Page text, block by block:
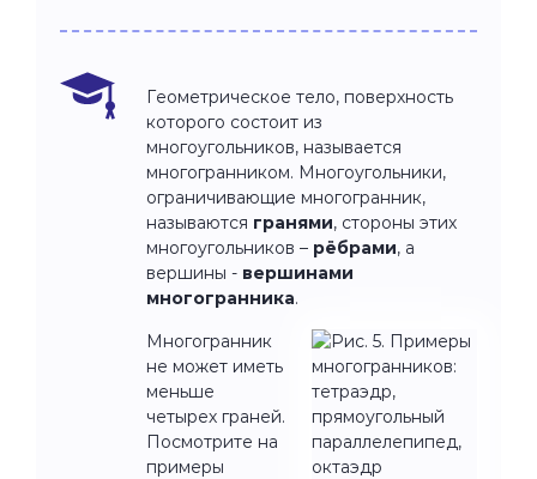
Геометрическое тело, поверхность
которого состоит из
многоугольников, называется
многогранником. Многоугольники,
ограничивающие многогранник,
называются гранями, стороны этих
многоугольников – рёбрами, а
вершины - вершинами
многогранника.
Многогранник
не может иметь
меньше
четырех граней.
Посмотрите на
примеры